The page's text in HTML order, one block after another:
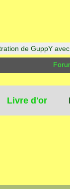
de GuppY
Livre d'or